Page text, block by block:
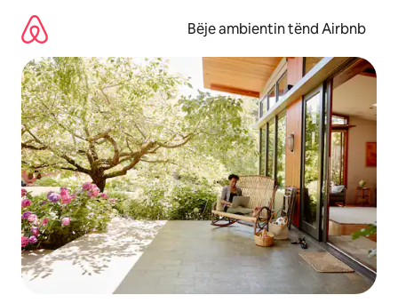
përmbajtja
Bëje ambientin tënd Airbnb